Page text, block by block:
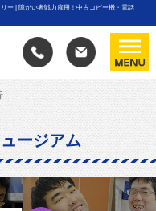
ー | 障がい者戦力雇用！中古コピー機・電話
ージアム